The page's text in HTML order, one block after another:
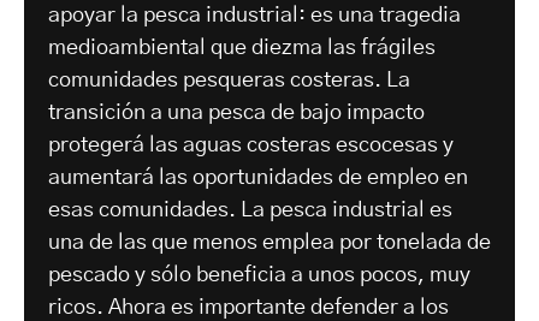
apoyar la pesca industrial: es una tragedia
medioambiental que diezma las frágiles
comunidades pesqueras costeras. La
transición a una pesca de bajo impacto
protegerá las aguas costeras escocesas y
aumentará las oportunidades de empleo en
esas comunidades. La pesca industrial es
una de las que menos emplea por tonelada de
pescado y sólo beneficia a unos pocos, muy
ricos. Ahora es importante defender a los